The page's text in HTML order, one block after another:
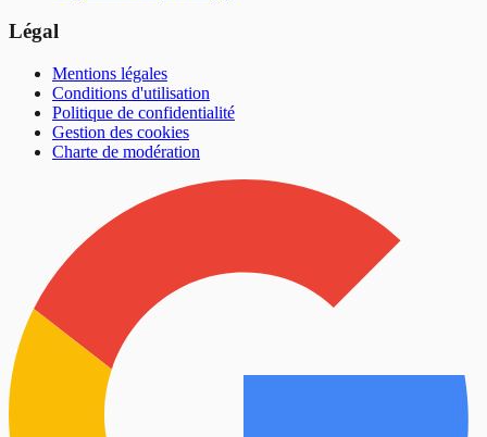
Légal
Mentions légales
Conditions d'utilisation
Politique de confidentialité
Gestion des cookies
Charte de modération